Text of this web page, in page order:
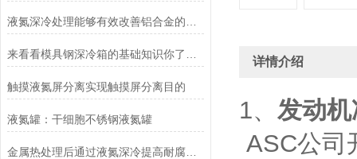
触摸液氮屏分离实现触摸屏分离目的
液氮罐：干细胞不锈钢液氮罐
金属热处理后通过液氮深冷提高耐腐蚀性
详情介绍
1、 发动机
ASC公司